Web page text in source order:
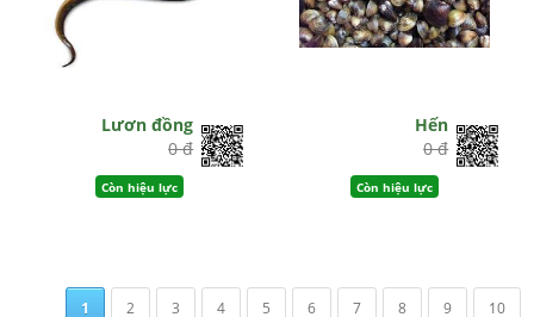
Lươn đồng
0 đ
Còn hiệu lực
Hến
0 đ
Còn hiệu lực
1 2 3 4 5 6 7 8 9 10